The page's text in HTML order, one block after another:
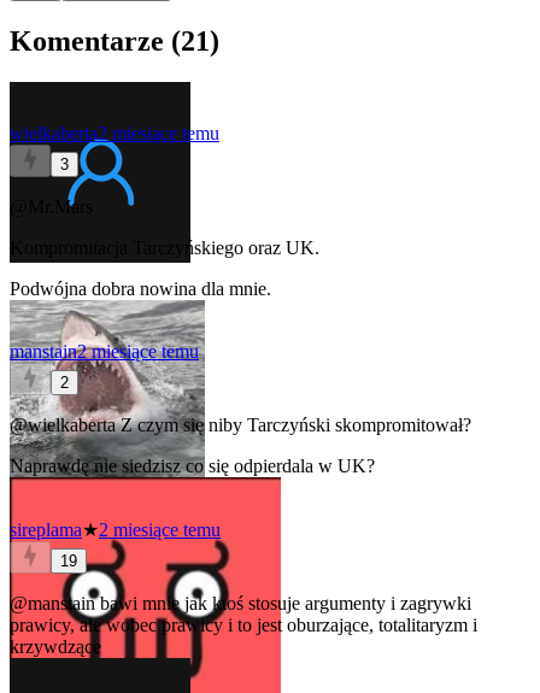
Komentarze (21)
wielkaberta2 miesiące temu
3
@Mr.Mars
Kompromitacja Tarczyńskiego oraz UK.
Podwójna dobra nowina dla mnie.
manstain2 miesiące temu
2
@wielkabertaZ czym się niby Tarczyński skompromitował?
Naprawdę nie siedzisz co się odpierdala w UK?
sireplama★2 miesiące temu
19
@manstainbawi mnie jak ktoś stosuje argumenty i zagrywki
prawicy, ale wobec prawicy i to jest oburzające, totalitaryzm i
krzywdzące